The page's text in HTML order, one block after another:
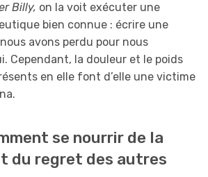
Billy, on la voit exécuter une
bien connue : écrire une
avons perdu pour nous
Cependant, la douleur et le poids
en elle font d’elle une victime
se nourrir de la
du regret des autres